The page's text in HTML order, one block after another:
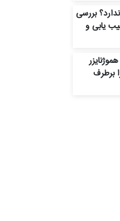
بررسی
یابی و
برطرف